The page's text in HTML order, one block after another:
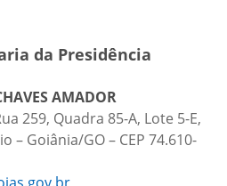
da Presidência
AMADOR
259, Quadra 85-A, Lote 5-E,
– Goiânia/GO – CEP 74.610-